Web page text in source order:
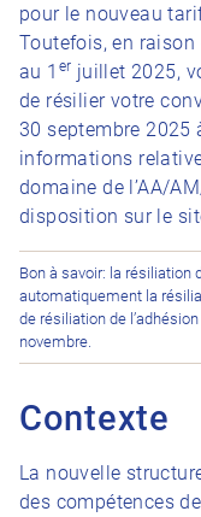
pour le nouveau
Toutefois, en
au 1 er juillet 2025,
de résilier votre
30 septembre 2025
informations
domaine de l’AA/
disposition sur le
Bon à savoir: la résiliation
automatiquement la
de résiliation de
novembre.
Contexte
La nouvelle
des compétences